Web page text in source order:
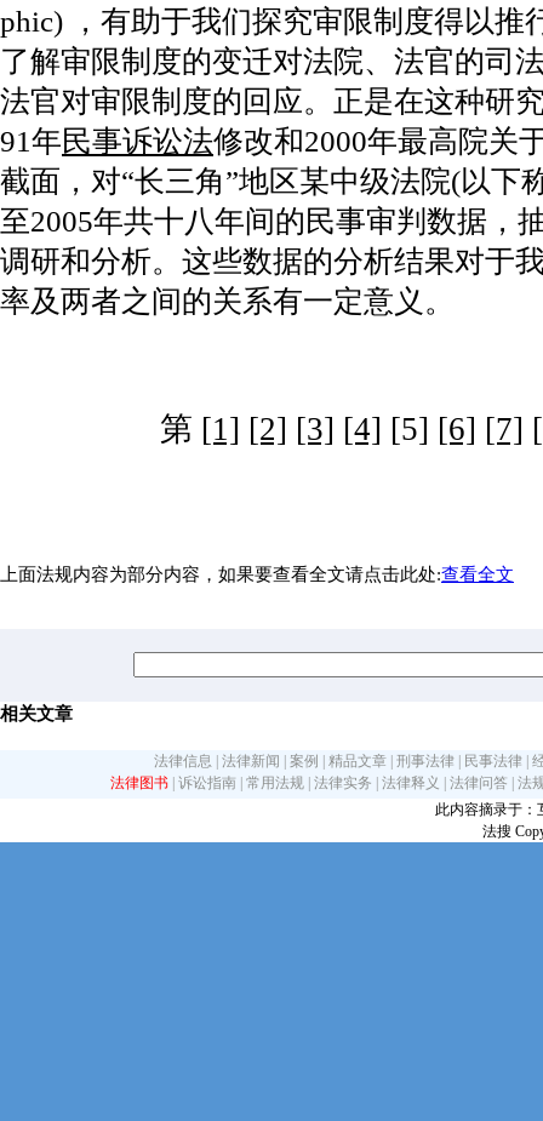
phic) ，有助于我们探究审限制度得以推
了解审限制度的变迁对法院、法官的司
法官对审限制度的回应。正是在这种研
91年民事诉讼法修改和2000年最高院关
截面，对“长三角”地区某中级法院(以下
至2005年共十八年间的民事审判数据，
调研和分析。这些数据的分析结果对于
率及两者之间的关系有一定意义。
第 [1] [2] [3] [4] [5] [6] [7]
上面法规内容为部分内容，如果要查看全文请点击此处:查看全文
相关文章
法律信息 法律新闻 案例 精品文章 刑事法律 民事法律
法律图书 诉讼指南 常用法规 法律实务 法律释义 法律问答
法
此内容摘录于：
法搜